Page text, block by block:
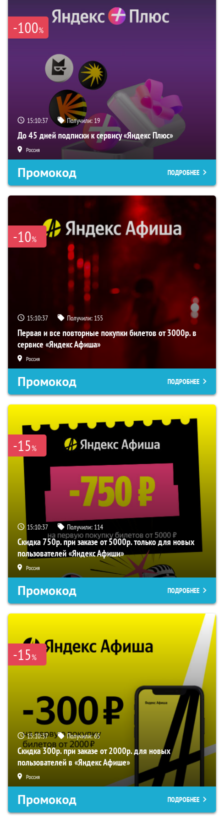
-100%
15:10:37 Получили: 19
До 45 дней подписки к сервису «Яндекс Плюс»
Россия
Промокод ПОДРОБНЕЕ
-10%
15:10:37 Получили: 155
Первая и все повторные покупки билетов от 3000р. в
сервисе «Яндекс Афиша»
Россия
Промокод ПОДРОБНЕЕ
-15%
15:10:37 Получили: 114
Скидка 750р. при заказе от 5000р. только для новых
пользователей «Яндекс Афиши»
Россия
Промокод ПОДРОБНЕЕ
-15%
15:10:37 Получили:65
Скидка 300р. при заказе от 2000р. для новых
пользователей в «Яндекс Афише»
Россия
Промокод ПОДРОБНЕЕ